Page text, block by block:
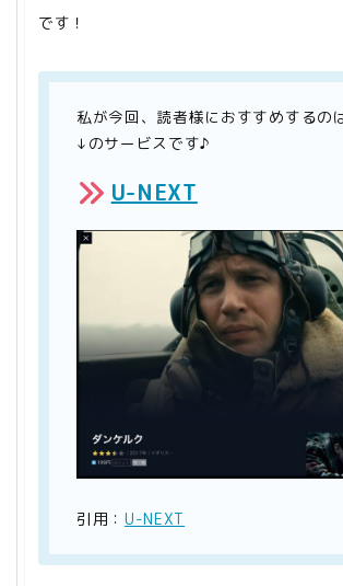
です！
私が今回、読者様におすすめするの
↓のサービスです♪
U-NEXT
引用：U-NEXT